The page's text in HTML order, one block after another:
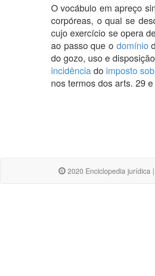
O vocábulo em apreço
corpóreas, o qual se
cujo exercício se opera
ao passo que o domínio
do gozo, uso e
incidênciado imposto
nos termos dos arts. 29
2020 Enciclopedia jurídica |